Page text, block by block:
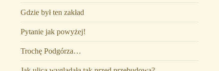
Gdzie był ten zakład
Pytanie jak powyżej!
Trochę Podgórza…